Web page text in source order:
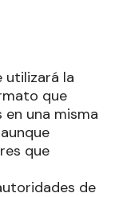
utilizará la
que
una misma
que
de